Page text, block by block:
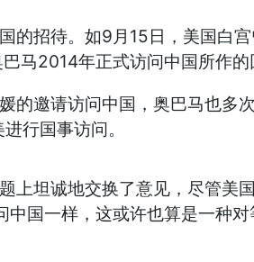
招待。如9月15日，美国白
马2014年正式访问中国所作的
邀请访问中国，奥巴马也多
行国事访问。
坦诚地交换了意见，尽管美
国一样，这或许也算是一种对